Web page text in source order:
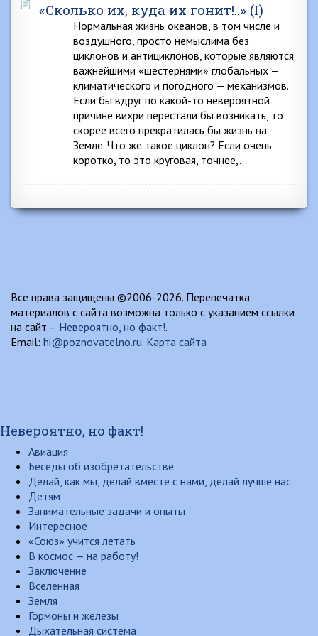
«Сколько их, куда их гонит!..» (I)
Нормальная жизнь океанов, в том числе и
воздушного, просто немыслима без
циклонов и антициклонов, которые являются
важнейшими «шестернями» глобальных —
климатического и погодного — механизмов.
Если бы вдруг по какой-то невероятной
причине вихри перестали бы возникать, то
скорее всего прекратилась бы жизнь на
Земле. Что же такое циклон? Если очень
коротко, то это круговая, точнее,…
Все права защищены ©2006-2026. Перепечатка
материалов с сайта возможна только с указанием ссылки
на сайт – Невероятно, но факт!.
Email: hi@poznovatelno.ru. Карта сайта
Невероятно, но факт!
Авиация
Беседы об изобретательстве
Делай, как мы, делай вместе с нами, делай лучше нас
Детям
Занимательные задачи и опыты
Интересное
«Союз» учится летать
В космос — на работу!
Заключение
Вселенная
Земля
Гормоны и железы
Дыхательная система